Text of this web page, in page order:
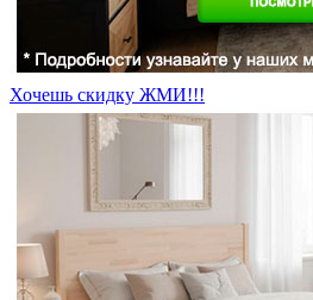
Хочешь скидку ЖМИ!!!